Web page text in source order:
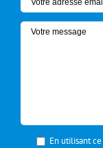
En utilisant